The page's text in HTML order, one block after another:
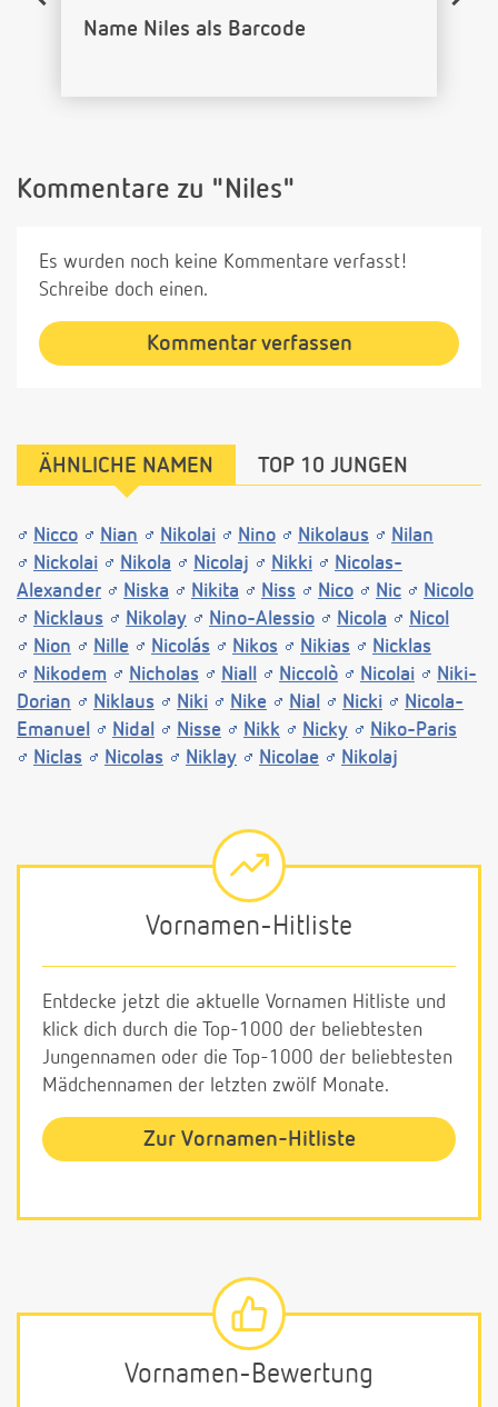
Name Niles als Barcode
Kommentare zu "Niles"
Es wurden noch keine Kommentare verfasst!
Schreibe doch einen.
Kommentar verfassen
ÄHNLICHE NAMEN TOP 10 JUNGEN
Nicco Nian Nikolai Nino Nikolaus
Nilan
Nickolai
Nikola Nicolaj Nikki
Nicolas-
Alexander
Niska Nikita Niss Nico Nic
Nicolo
Nicklaus
Nikolay Nino-Alessio Nicola
Nicol
Nion
Nille Nicolás Nikos Nikias
Nicklas
Nikodem
Nicholas Niall Niccolò Nicolai
Niki-
Dorian
Niklaus Niki Nike Nial Nicki
Nicola-
Emanuel
Nidal Nisse Nikk Nicky
Niko-Paris
Niclas
Nicolas Niklay Nicolae Nikolaj
Vornamen-Hitliste
Entdecke jetzt die aktuelle Vornamen Hitliste und
klick dich durch die Top-1000 der beliebtesten
Jungennamen oder die Top-1000 der beliebtesten
Mädchennamen der letzten zwölf Monate.
Zur Vornamen-Hitliste
Vornamen-Bewertung